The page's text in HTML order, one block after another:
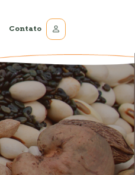
Contato